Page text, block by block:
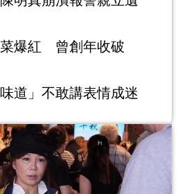
菜爆紅 曾創年收破
道」不敢講表情成迷